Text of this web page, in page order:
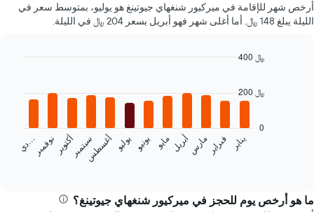
أرخص شهر للإقامة في ميركيور شنغهاي جيوتينغ هو يوليو، بمتوسط سعر في
الليلة يبلغ 148 ﷼. أما أغلى شهر فهو أبريل بسعر 204 ﷼ في الليلة.
سعر
يناير فبرايرمارسأبريلمايو يونيو يوليو أغسطسسبتمبرأكتوبرنوفمبرد
ي…
0
200 ﷼
400 ﷼
ما هو أرخص يوم للحجز في ميركيور شنغهاي جيوتينغ؟